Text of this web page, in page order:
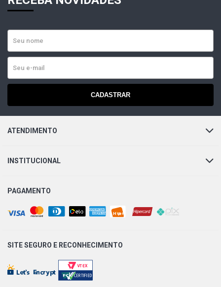
CADASTRAR
ATENDIMENTO
INSTITUCIONAL
PAGAMENTO
SITE SEGURO E RECONHECIMENTO